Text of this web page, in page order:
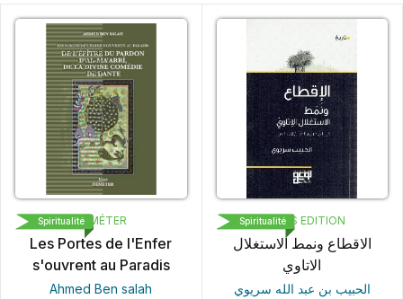
DÉMÉTER
Les Portes de l'Enfer
s'ouvrent au Paradis
Ahmed Ben salah
Spiritualité LOGOS EDITION
الاقطاع ونمط الاستغلال
الاتاوي
الحبيب بن عبد الله سريوي
Spiritualité